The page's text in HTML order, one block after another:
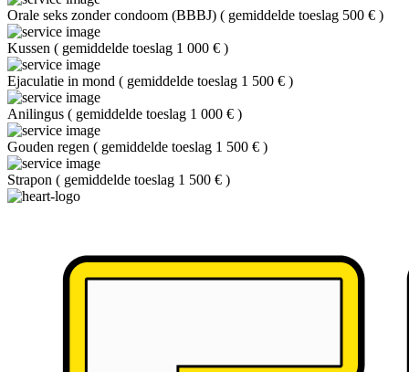
Orale seks zonder condoom (BBBJ) ( gemiddelde toeslag 500 € )
Kussen ( gemiddelde toeslag 1 000 € )
Ejaculatie in mond ( gemiddelde toeslag 1 500 € )
Anilingus ( gemiddelde toeslag 1 000 € )
Gouden regen ( gemiddelde toeslag 1 500 € )
Strapon ( gemiddelde toeslag 1 500 € )